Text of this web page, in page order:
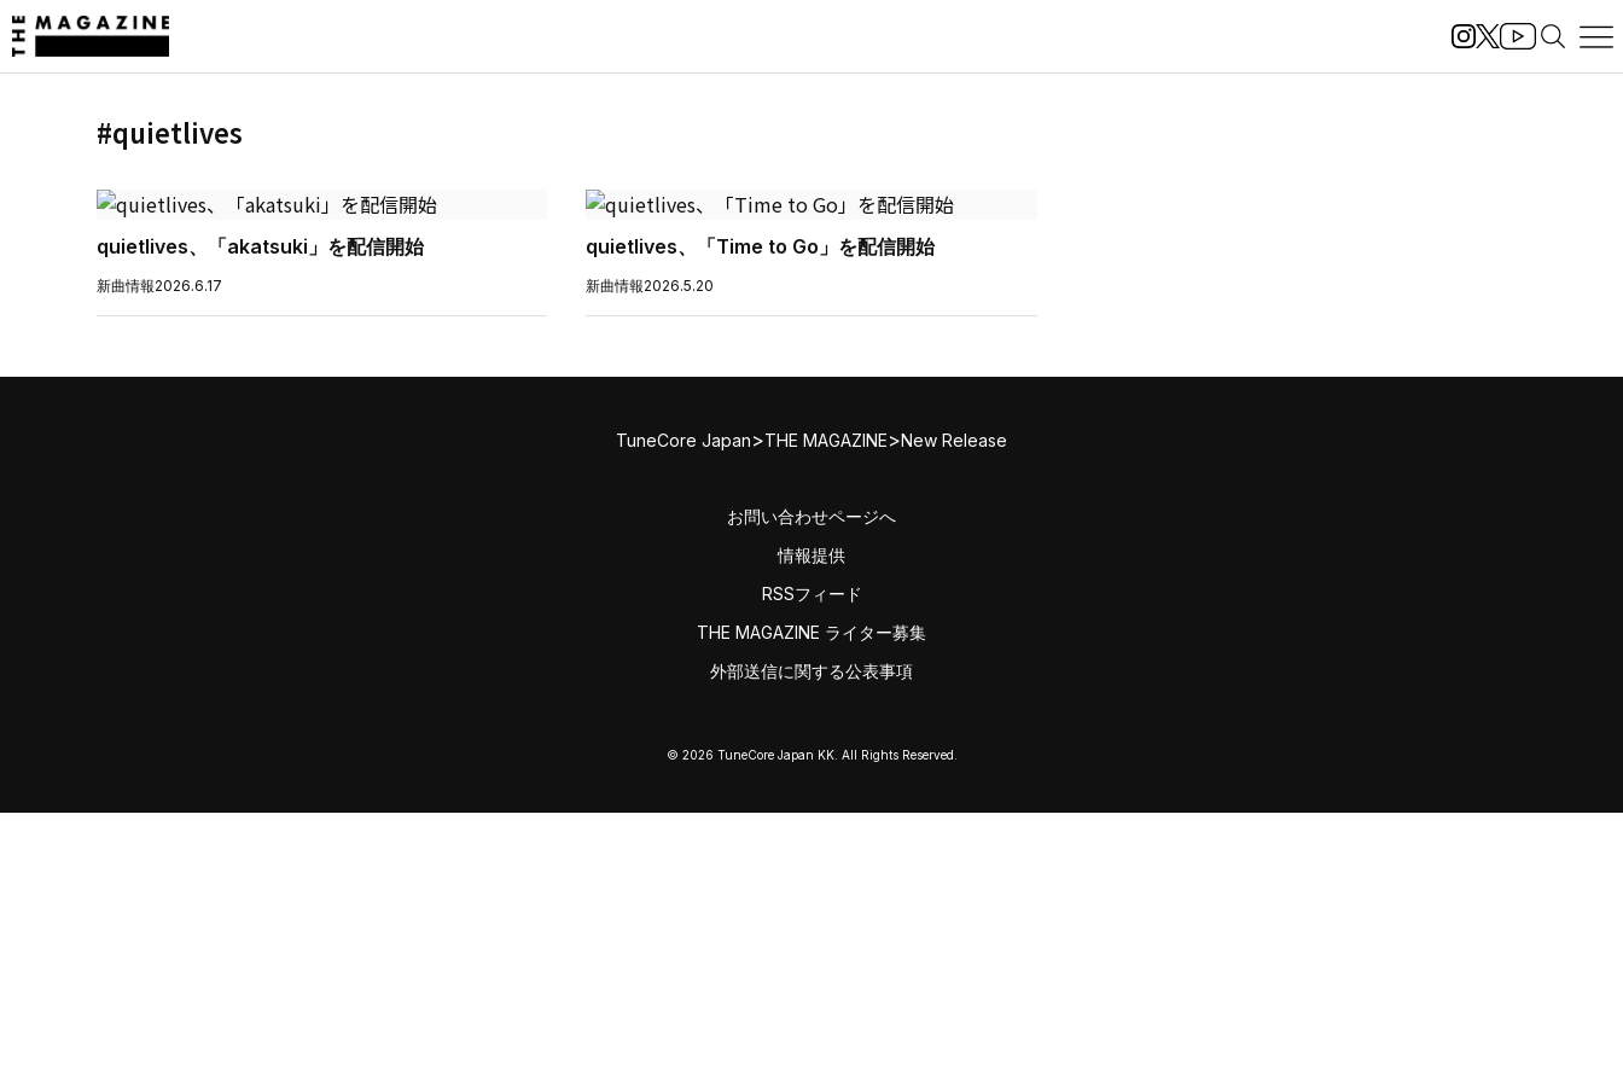
#quietlives
quietlives、「akatsuki」を配信開始
新曲情報2026.6.17
quietlives、「Time to Go」を配信開始
新曲情報2026.5.20
TuneCore Japan>THE MAGAZINE>New Release
お問い合わせページへ
情報提供
RSSフィード
THE MAGAZINE ライター募集
外部送信に関する公表事項
© 2026 TuneCore Japan KK. All Rights Reserved.